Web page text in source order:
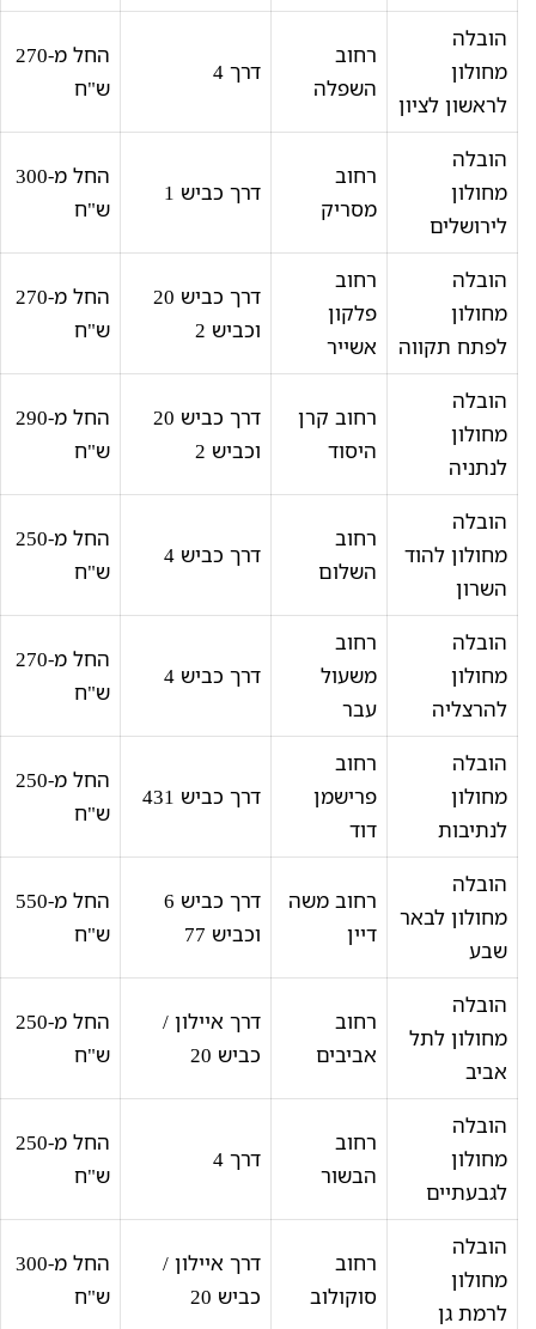
הובלה
מחולון
לראשון לציון
רחוב
השפלה
דרך 4
החל מ-270
ש"ח
הובלה
מחולון
לירושלים
רחוב
מסריק
דרך כביש 1
החל מ-300
ש"ח
הובלה
מחולון
לפתח תקווה
רחוב
פלקון
אשייר
דרך כביש 20
וכביש 2
החל מ-270
ש"ח
הובלה
מחולון
לנתניה
רחוב קרן
היסוד
דרך כביש 20
וכביש 2
החל מ-290
ש"ח
הובלה
מחולון להוד
השרון
רחוב
השלום
דרך כביש 4
החל מ-250
ש"ח
הובלה
מחולון
להרצליה
רחוב
משעול
עבר
דרך כביש 4
החל מ-270
ש"ח
הובלה
מחולון
לנתיבות
רחוב
פרישמן
דוד
דרך כביש 431
החל מ-250
ש"ח
הובלה
מחולון לבאר
שבע
רחוב משה
דיין
דרך כביש 6
וכביש 77
החל מ-550
ש"ח
הובלה
מחולון לתל
אביב
רחוב
אביבים
דרך איילון /
כביש 20
החל מ-250
ש"ח
הובלה
מחולון
לגבעתיים
רחוב
הבשור
דרך 4
החל מ-250
ש"ח
הובלה
מחולון
לרמת גן
רחוב
סוקולוב
דרך איילון /
כביש 20
החל מ-300
ש"ח